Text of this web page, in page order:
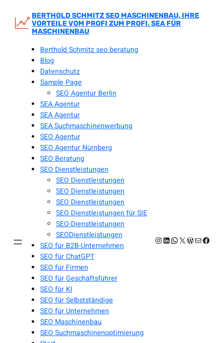
Inhalt
springen
BERTHOLD SCHMITZ SEO MASCHINENBAU, IHRE
VORTEILE VOM PROFI ZUM PROFI. SEA FÜR
MASCHINENBAU
Berthold Schmitz seo beratung
Blog
Datenschutz
Sample Page
SEO Agentur Berlin
SEA Agentur
SEA Agentur
SEA Suchmaschinenwerbung
SEO Agentur
SEO Agentur Nürnberg
SEO Beratung
SEO Dienstleistungen
SEO Dienstleistungen
SEO Dienstleistungen
SEO Dienstleistungen
SEO Dienstleistungen für SIE
SEO-Dienstleistungen
SEODienstleistungen
SEO für B2B-Unternehmen
SEO für ChatGPT
SEO für Firmen
SEO für Geschäftsführer
SEO für KI
SEO für Selbstständige
SEO für Unternehmen
SEO Maschinenbau
SEO Suchmaschinenoptimierung
Instagram
LinkedIn
WhatsApp
X E-Mail